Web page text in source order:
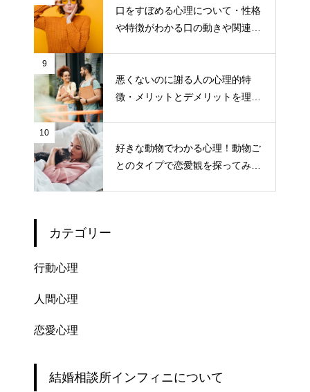
口をすぼめる心理について・性格
や特徴がわかる口の動きや関連す
9
悪くないのに謝る人の心理的特
徴・メリットとデメリットを理解
10
好きな動物でわかる心理！動物ご
とのタイプで恋愛観を探ってみよ
カテゴリー
行動心理
人間心理
恋愛心理
結婚相談所インフィニについて